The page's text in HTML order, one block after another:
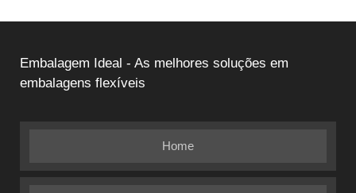
Embalagem Ideal - As melhores soluções em
embalagens flexíveis
Home